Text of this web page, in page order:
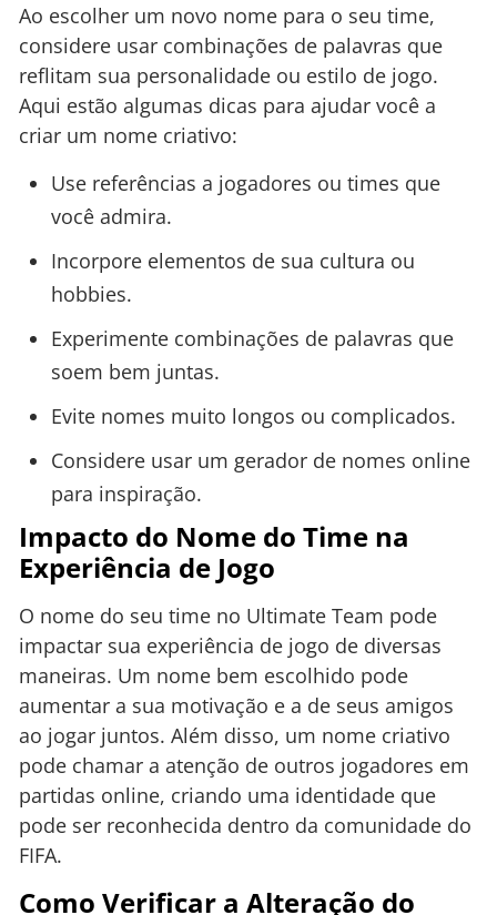
Ao escolher um novo nome para o seu time,
considere usar combinações de palavras que
reflitam sua personalidade ou estilo de jogo.
Aqui estão algumas dicas para ajudar você a
criar um nome criativo:
Use referências a jogadores ou times que
você admira.
Incorpore elementos de sua cultura ou
hobbies.
Experimente combinações de palavras que
soem bem juntas.
Evite nomes muito longos ou complicados.
Considere usar um gerador de nomes online
para inspiração.
Impacto do Nome do Time na
Experiência de Jogo
O nome do seu time no Ultimate Team pode
impactar sua experiência de jogo de diversas
maneiras. Um nome bem escolhido pode
aumentar a sua motivação e a de seus amigos
ao jogar juntos. Além disso, um nome criativo
pode chamar a atenção de outros jogadores em
partidas online, criando uma identidade que
pode ser reconhecida dentro da comunidade do
FIFA.
Como Verificar a Alteração do